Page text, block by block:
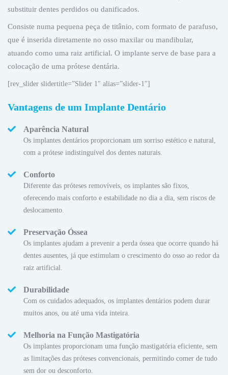
substituir dentes perdidos ou danificados.
Consiste numa pequena peça de titânio, com formato de parafuso,
que é inserida diretamente no osso maxilar ou mandibular,
atuando como uma raiz artificial. O implante serve de base para a
colocação de uma prótese dentária.
[rev_slider slidertitle=”Slider 1″ alias=”slider-1″]
Vantagens de um Implante Dentário
Aparência Natural
Os implantes dentários proporcionam um sorriso estético e natural,
com a prótese indistinguível dos dentes naturais.
Conforto
Diferente das próteses removíveis, os implantes são fixos,
oferecendo mais conforto e estabilidade no dia a dia, sem riscos de
deslocamento.
Preservação Óssea
Os implantes ajudam a prevenir a perda óssea que ocorre quando há
dentes ausentes, já que estimulam o crescimento do osso ao redor da
raiz artificial.
Durabilidade
Com os cuidados adequados, os implantes dentários podem durar
muitos anos, ou até uma vida inteira.
Melhoria na Função Mastigatória
Os implantes proporcionam uma função mastigatória eficiente, sem
as limitações das próteses convencionais, permitindo comer de tudo
sem dor ou desconforto.